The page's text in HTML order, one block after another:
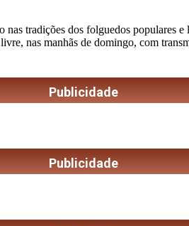
tradições dos folguedos populares
nas manhãs de domingo, com
Publicidade
Publicidade